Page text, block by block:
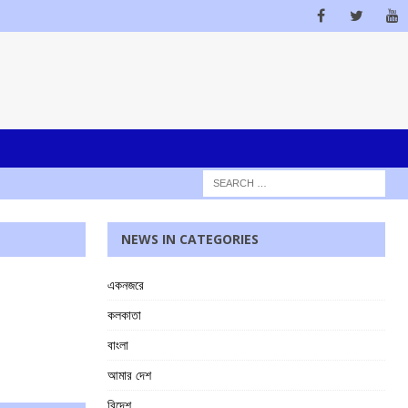
NEWS IN CATEGORIES
একনজরে
কলকাতা
বাংলা
আমার দেশ